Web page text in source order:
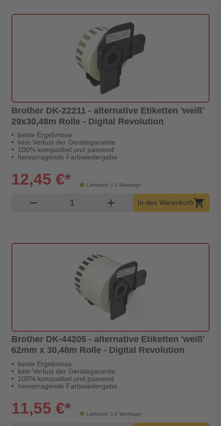
Brother DK-22211 - alternative Etiketten 'weiß'
29x30,48m Rolle - Digital Revolution
beste Ergebnisse
kein Verlust der Gerätegarantie
100% kompatibel und passend
hervorragende Farbwiedergabe
Lieferzeit: 1-2 Werktage
12,45 €*
remove Produkt Warenkorb Menge
add In den Warenkorbshopping_cart
Brother DK-44205 - alternative Etiketten 'weiß'
62mm x 30,48m Rolle - Digital Revolution
beste Ergebnisse
kein Verlust der Gerätegarantie
100% kompatibel und passend
hervorragende Farbwiedergabe
Lieferzeit: 1-2 Werktage
11,55 €*